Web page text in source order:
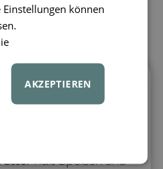
griffbereit
Lunchtasche Toby
für Kindergarten,
hält Speisen und
können
AKZEPTIEREN